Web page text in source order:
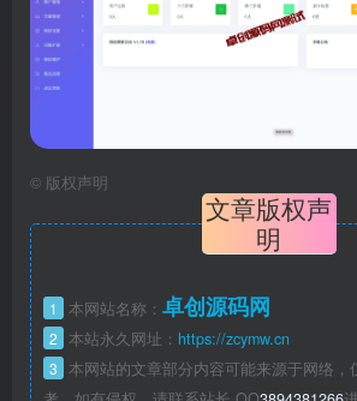
© 版权声明
文章版权声
明
1 本网站名称： 卓创源码网
2 本站永久网址： https://zcymw.cn
3 本网站的文章部分内容可能来源于网络，